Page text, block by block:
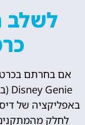
לשלב
אם בחרתם
באפליקציה של